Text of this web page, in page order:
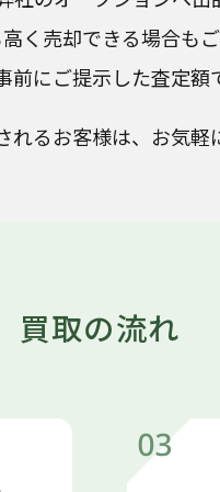
く売却できる場合もご
にご提示した査定
るお客様は、お気軽
買取の流れ